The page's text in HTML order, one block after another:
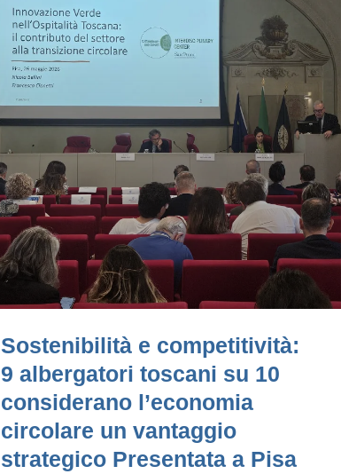
Sostenibilità e competitività:
9 albergatori toscani su 10
considerano l’economia
circolare un vantaggio
strategico Presentata a Pisa